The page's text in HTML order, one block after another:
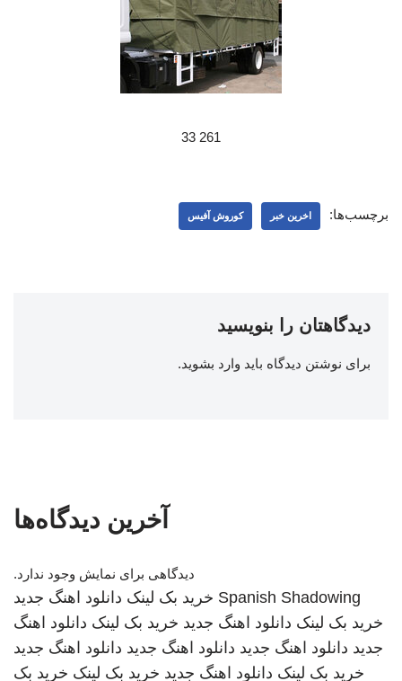
261 33
برچسب‌ها: اخرین خبر کوروش آفیس
دیدگاهتان را بنویسید
برای نوشتن دیدگاه باید وارد بشوید.
آخرین دیدگاه‌ها
دیدگاهی برای نمایش وجود ندارد.
Spanish Shadowing خرید بک لینک دانلود اهنگ جدید
خرید بک لینک دانلود اهنگ جدید خرید بک لینک دانلود اهنگ
جدید دانلود اهنگ جدید دانلود اهنگ جدید دانلود اهنگ جدید
خرید بک لینک دانلود اهنگ جدید خرید بک لینک خرید بک